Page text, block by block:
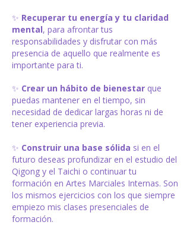
​​​✨ Recuperar tu energía y tu claridad
mental, para afrontar tus
responsabilidades y disfrutar con más
presencia de aquello que realmente es
importante para ti.
✨ Crear un hábito de bienestar que
puedas mantener en el tiempo, sin
necesidad de dedicar largas horas ni de
tener experiencia previa.
✨ Construir una base sólida si en el
futuro deseas profundizar en el estudio del
Qigong y el Taichi o continuar tu
formación en Artes Marciales Internas. Son
los mismos ejercicios con los que siempre
empiezo mis clases presenciales de
formación.